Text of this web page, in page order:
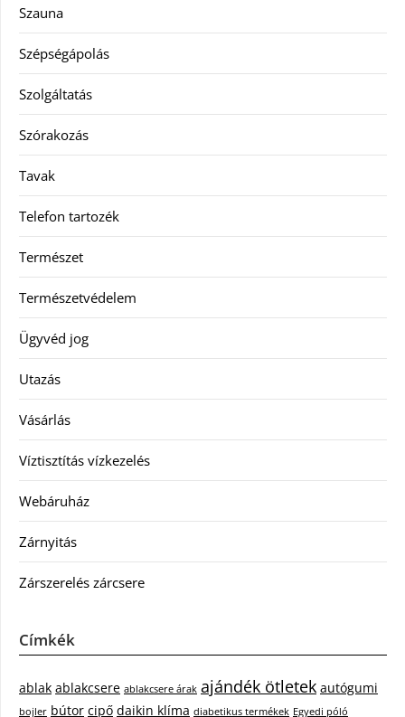
Szauna
Szépségápolás
Szolgáltatás
Szórakozás
Tavak
Telefon tartozék
Természet
Természetvédelem
Ügyvéd jog
Utazás
Vásárlás
Víztisztítás vízkezelés
Webáruház
Zárnyitás
Zárszerelés zárcsere
Címkék
ablak ablakcsere ablakcsere árak ajándék ötletek autógumi
bojler bútor cipő daikin klíma diabetikus termékek Egyedi póló